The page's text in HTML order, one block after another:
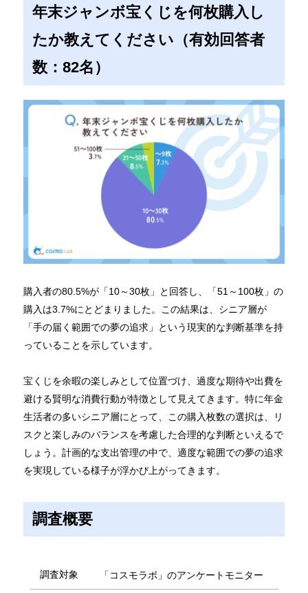
年末ジャンボ宝くじを何枚購入し
たか教えてください（有効回答者
数：82名）
購入者の80.5%が「10～30枚」と回答し、「51～100枚」の
購入は3.7%にとどまりました。この結果は、シニア層が
「手の届く範囲での夢の追求」という現実的な判断基準を持
っていることを示しています。
宝くじを余暇の楽しみとして位置づけ、過度な期待や出費を
避ける賢明な消費行動が特徴として見えてきます。特に年金
生活者の多いシニア層にとって、この購入枚数の選択は、リ
スクと楽しみのバランスを考慮した合理的な判断といえるで
しょう。計画的な支出管理の中で、適度な範囲での夢の追求
を実現している様子が浮かび上がってきます。
調査概要
調査対象 「コスモラボ」のアンケートモニター